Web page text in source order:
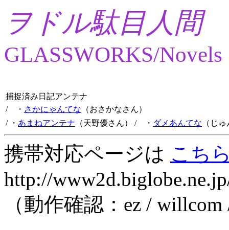
ヲドル駄目人間
GLASSWORKS/Novels
捕捉済み日記アンテナ
/ ・ さかにゃんてな （おさかなさん）
/ ・ あまねアンテナ （天野優さん） / ・ ダメあんてな （じ
携帯対応ページは こち
http://
（動作確認：ez /